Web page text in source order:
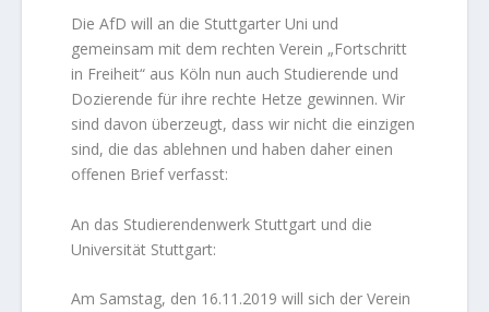
Die AfD will an die Stuttgarter Uni und
gemeinsam mit dem rechten Verein „Fortschritt
in Freiheit“ aus Köln nun auch Studierende und
Dozierende für ihre rechte Hetze gewinnen. Wir
sind davon überzeugt, dass wir nicht die einzigen
sind, die das ablehnen und haben daher einen
offenen Brief verfasst:
An das Studierendenwerk Stuttgart und die
Universität Stuttgart:
Am Samstag, den 16.11.2019 will sich der Verein